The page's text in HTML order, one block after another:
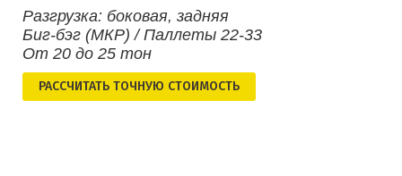
Разгрузка: боковая, задняя
Биг-бэг (МКР) / Паллеты 22-33
От 20 до 25 тон
РАСCЧИТАТЬ ТОЧНУЮ СТОИМОСТЬ